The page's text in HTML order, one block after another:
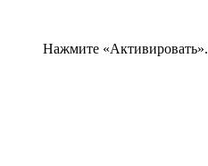
Нажмите «Активировать».